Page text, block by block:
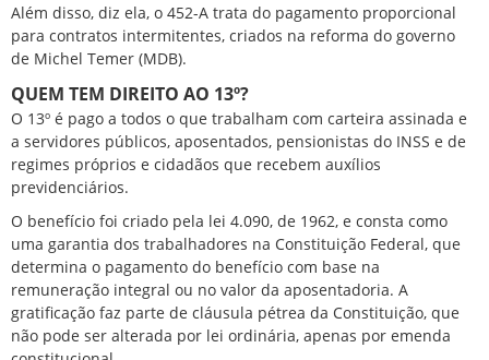
Além disso, diz ela, o 452-A trata do pagamento proporcional
para contratos intermitentes, criados na reforma do governo
de Michel Temer (MDB).
QUEM TEM DIREITO AO 13º?
O 13º é pago a todos o que trabalham com carteira assinada e
a servidores públicos, aposentados, pensionistas do INSS e de
regimes próprios e cidadãos que recebem auxílios
previdenciários.
O benefício foi criado pela lei 4.090, de 1962, e consta como
uma garantia dos trabalhadores na Constituição Federal, que
determina o pagamento do benefício com base na
remuneração integral ou no valor da aposentadoria. A
gratificação faz parte de cláusula pétrea da Constituição, que
não pode ser alterada por lei ordinária, apenas por emenda